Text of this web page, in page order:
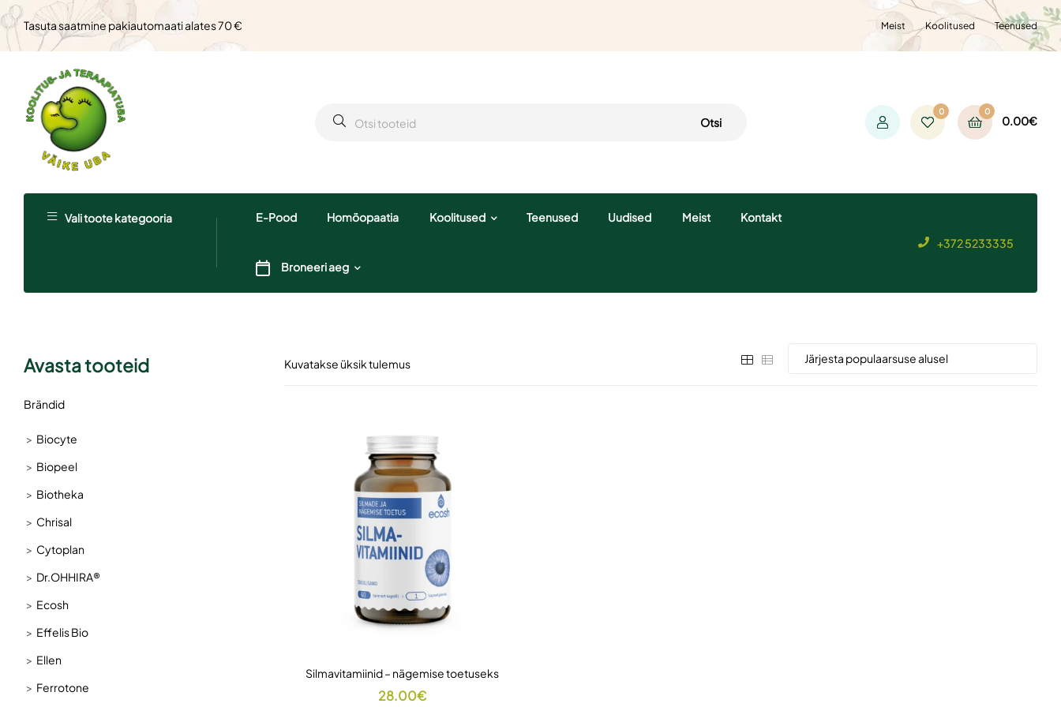
Tasuta saatmine pakiautomaati alates 70 € Meist Koolitused Teenused
Otsi
0 0
0.00€
Vali toote kategooria E-Pood Homöopaatia Koolitused Teenused Uudised Meist Kontakt
Broneeri aeg
+372 5233335
Kuvatakse üksik tulemus
Silmavitamiinid – nägemise toetuseks
28.00€
Avasta tooteid
Brändid
Biocyte
Biopeel
Biotheka
Chrisal
Cytoplan
Dr.OHHIRA®
Ecosh
Effelis Bio
Ellen
Ferrotone